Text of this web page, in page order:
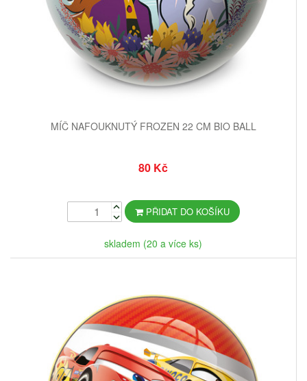
MÍČ NAFOUKNUTÝ FROZEN 22 CM BIO BALL
80 Kč
PŘIDAT DO KOŠÍKU
skladem (20 a více ks)